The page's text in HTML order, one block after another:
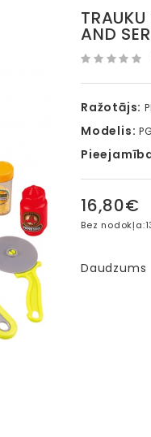
AND
Ražotājs:
Modelis:
16,80€
Bez nodokļa:
Daudzums